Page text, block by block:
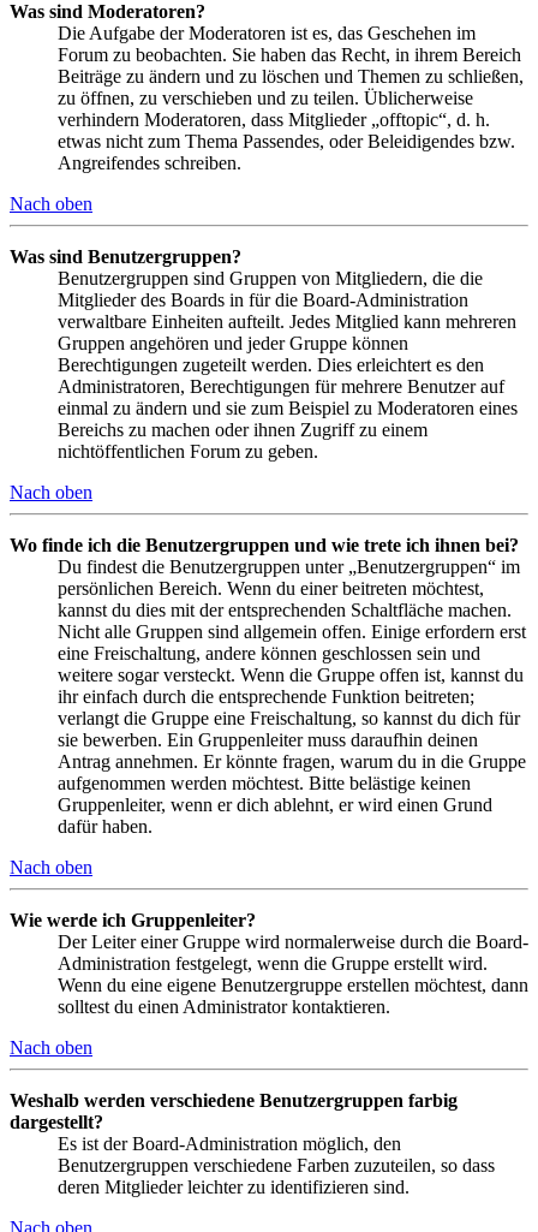
Was sind Moderatoren?
Die Aufgabe der Moderatoren ist es, das Geschehen im
Forum zu beobachten. Sie haben das Recht, in ihrem Bereich
Beiträge zu ändern und zu löschen und Themen zu schließen,
zu öffnen, zu verschieben und zu teilen. Üblicherweise
verhindern Moderatoren, dass Mitglieder „offtopic“, d. h.
etwas nicht zum Thema Passendes, oder Beleidigendes bzw.
Angreifendes schreiben.
Nach oben
Was sind Benutzergruppen?
Benutzergruppen sind Gruppen von Mitgliedern, die die
Mitglieder des Boards in für die Board-Administration
verwaltbare Einheiten aufteilt. Jedes Mitglied kann mehreren
Gruppen angehören und jeder Gruppe können
Berechtigungen zugeteilt werden. Dies erleichtert es den
Administratoren, Berechtigungen für mehrere Benutzer auf
einmal zu ändern und sie zum Beispiel zu Moderatoren eines
Bereichs zu machen oder ihnen Zugriff zu einem
nichtöffentlichen Forum zu geben.
Nach oben
Wo finde ich die Benutzergruppen und wie trete ich ihnen bei?
Du findest die Benutzergruppen unter „Benutzergruppen“ im
persönlichen Bereich. Wenn du einer beitreten möchtest,
kannst du dies mit der entsprechenden Schaltfläche machen.
Nicht alle Gruppen sind allgemein offen. Einige erfordern erst
eine Freischaltung, andere können geschlossen sein und
weitere sogar versteckt. Wenn die Gruppe offen ist, kannst du
ihr einfach durch die entsprechende Funktion beitreten;
verlangt die Gruppe eine Freischaltung, so kannst du dich für
sie bewerben. Ein Gruppenleiter muss daraufhin deinen
Antrag annehmen. Er könnte fragen, warum du in die Gruppe
aufgenommen werden möchtest. Bitte belästige keinen
Gruppenleiter, wenn er dich ablehnt, er wird einen Grund
dafür haben.
Nach oben
Wie werde ich Gruppenleiter?
Der Leiter einer Gruppe wird normalerweise durch die Board-
Administration festgelegt, wenn die Gruppe erstellt wird.
Wenn du eine eigene Benutzergruppe erstellen möchtest, dann
solltest du einen Administrator kontaktieren.
Nach oben
Weshalb werden verschiedene Benutzergruppen farbig
dargestellt?
Es ist der Board-Administration möglich, den
Benutzergruppen verschiedene Farben zuzuteilen, so dass
deren Mitglieder leichter zu identifizieren sind.